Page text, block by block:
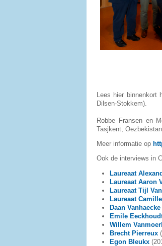
Lees hier
Dilsen-Stokkem).
Robbe Fransen en
Tasjkent, Oezbekistan.
Meer informatie op
Ook de interviews in
Laureaat
Laureaat Aaron
Laureaat Tijl
Laureaat
Daan Vanhaecke
Emile
Willem
Brecht Pierreux
Egon Bleukx